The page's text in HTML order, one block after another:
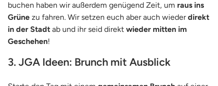
buchen haben wir außerdem genügend Zeit, um raus ins
Grüne zu fahren. Wir setzen euch aber auch wiederdirekt
in der Stadt ab und ihr seid direkt wieder mitten im
Geschehen!
3. JGA Ideen: Brunch mit Ausblick